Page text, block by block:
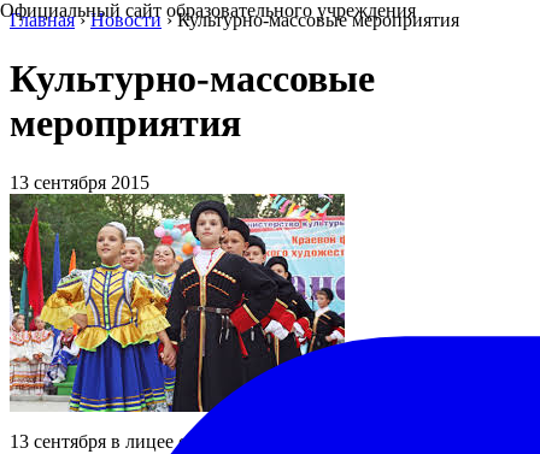
Официальный сайт образовательного учреждения
Главная › Новости › Культурно-массовые мероприятия
Культурно-массовые
мероприятия
13 сентября 2015
13 сентября в лицее состоялось культурно-массовое